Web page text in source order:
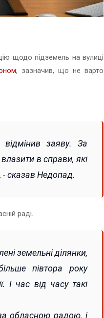
щодо підземель на вулиці
, зазначив, що не варто
заяву. За
в справи, які
- сказав Недопад.
раді.
земельні ділянки,
півтора року
І час від часу такі
обласною радою, і